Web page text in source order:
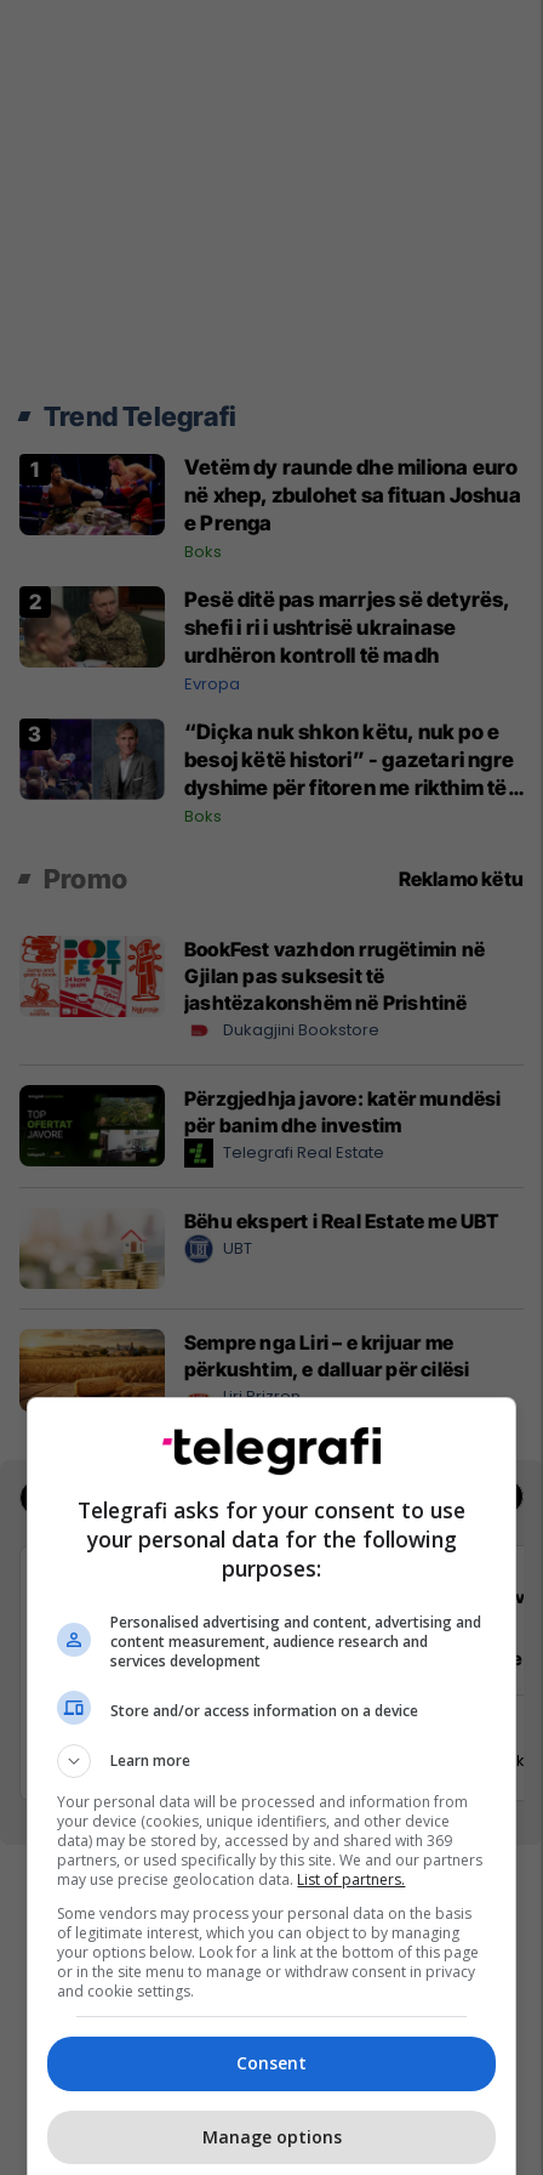
Trend Telegrafi
Vetëm dy raunde dhe miliona euro
në xhep, zbulohet sa fituan Joshua
e Prenga
Boks
Pesë ditë pas marrjes së detyrës,
shefi i ri i ushtrisë ukrainase
urdhëron kontroll të madh
Evropa
“Diçka nuk shkon këtu, nuk po e
besoj këtë histori” - gazetari ngre
dyshime për fitoren me rikthim të
Joshuas
Boks
Promo Reklamo këtu
BookFest vazhdon rrugëtimin në
Gjilan pas suksesit të
jashtëzakonshëm në Prishtinë
Dukagjini Bookstore
Përzgjedhja javore: katër mundësi
për banim dhe investim
Telegrafi Real Estate
Bëhu ekspert i Real Estate me UBT
UBT
Sempre nga Liri – e krijuar me
përkushtim, e dalluar për cilësi
Liri Prizren
Real Estate
Sektorist/e
Ferizaj
31 Korrik 2026
Arkatar/e
31 Korrik
Telegrafi asks for your consent to use
your personal data for the following
purposes:
Personalised advertising and content, advertising and
content measurement, audience research and
services development
Store and/or access information on a device
Learn more
Your personal data will be processed and information from
your device (cookies, unique identifiers, and other device
data) may be stored by, accessed by and shared with 369
partners, or used specifically by this site. We and our partners
may use precise geolocation data. List of partners.
Some vendors may process your personal data on the basis
of legitimate interest, which you can object to by managing
your options below. Look for a link at the bottom of this page
or in the site menu to manage or withdraw consent in privacy
and cookie settings.
Consent
Manage options